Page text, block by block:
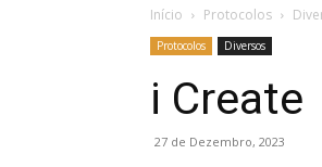
Início Protocolos
Protocolos Diversos
i Create
27 de Dezembro, 2023